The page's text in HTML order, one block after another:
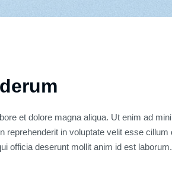
et dolore magna aliqua. Ut enim ad
in voluptate velit esse cillum
officia deserunt mollit anim id est laborum.